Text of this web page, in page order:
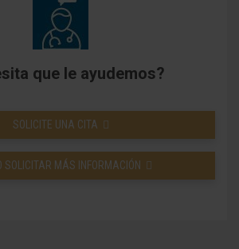
que le ayudemos?
SOLICITE UNA CITA
SOLICITAR MÁS INFORMACIÓN